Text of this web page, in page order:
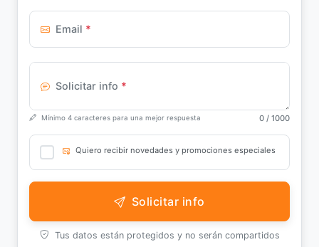
Email *
Solicitar info *
Mínimo 4 caracteres para una mejor respuesta 0 / 1000
Quiero recibir novedades y promociones especiales
Solicitar info
Tus datos están protegidos y no serán compartidos